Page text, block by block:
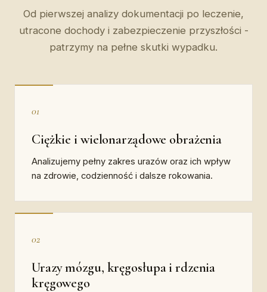
Od pierwszej analizy dokumentacji po leczenie,
utracone dochody i zabezpieczenie przyszłości -
patrzymy na pełne skutki wypadku.
01
Ciężkie i wielonarządowe obrażenia
Analizujemy pełny zakres urazów oraz ich wpływ
na zdrowie, codzienność i dalsze rokowania.
02
Urazy mózgu, kręgosłupa i rdzenia
kręgowego